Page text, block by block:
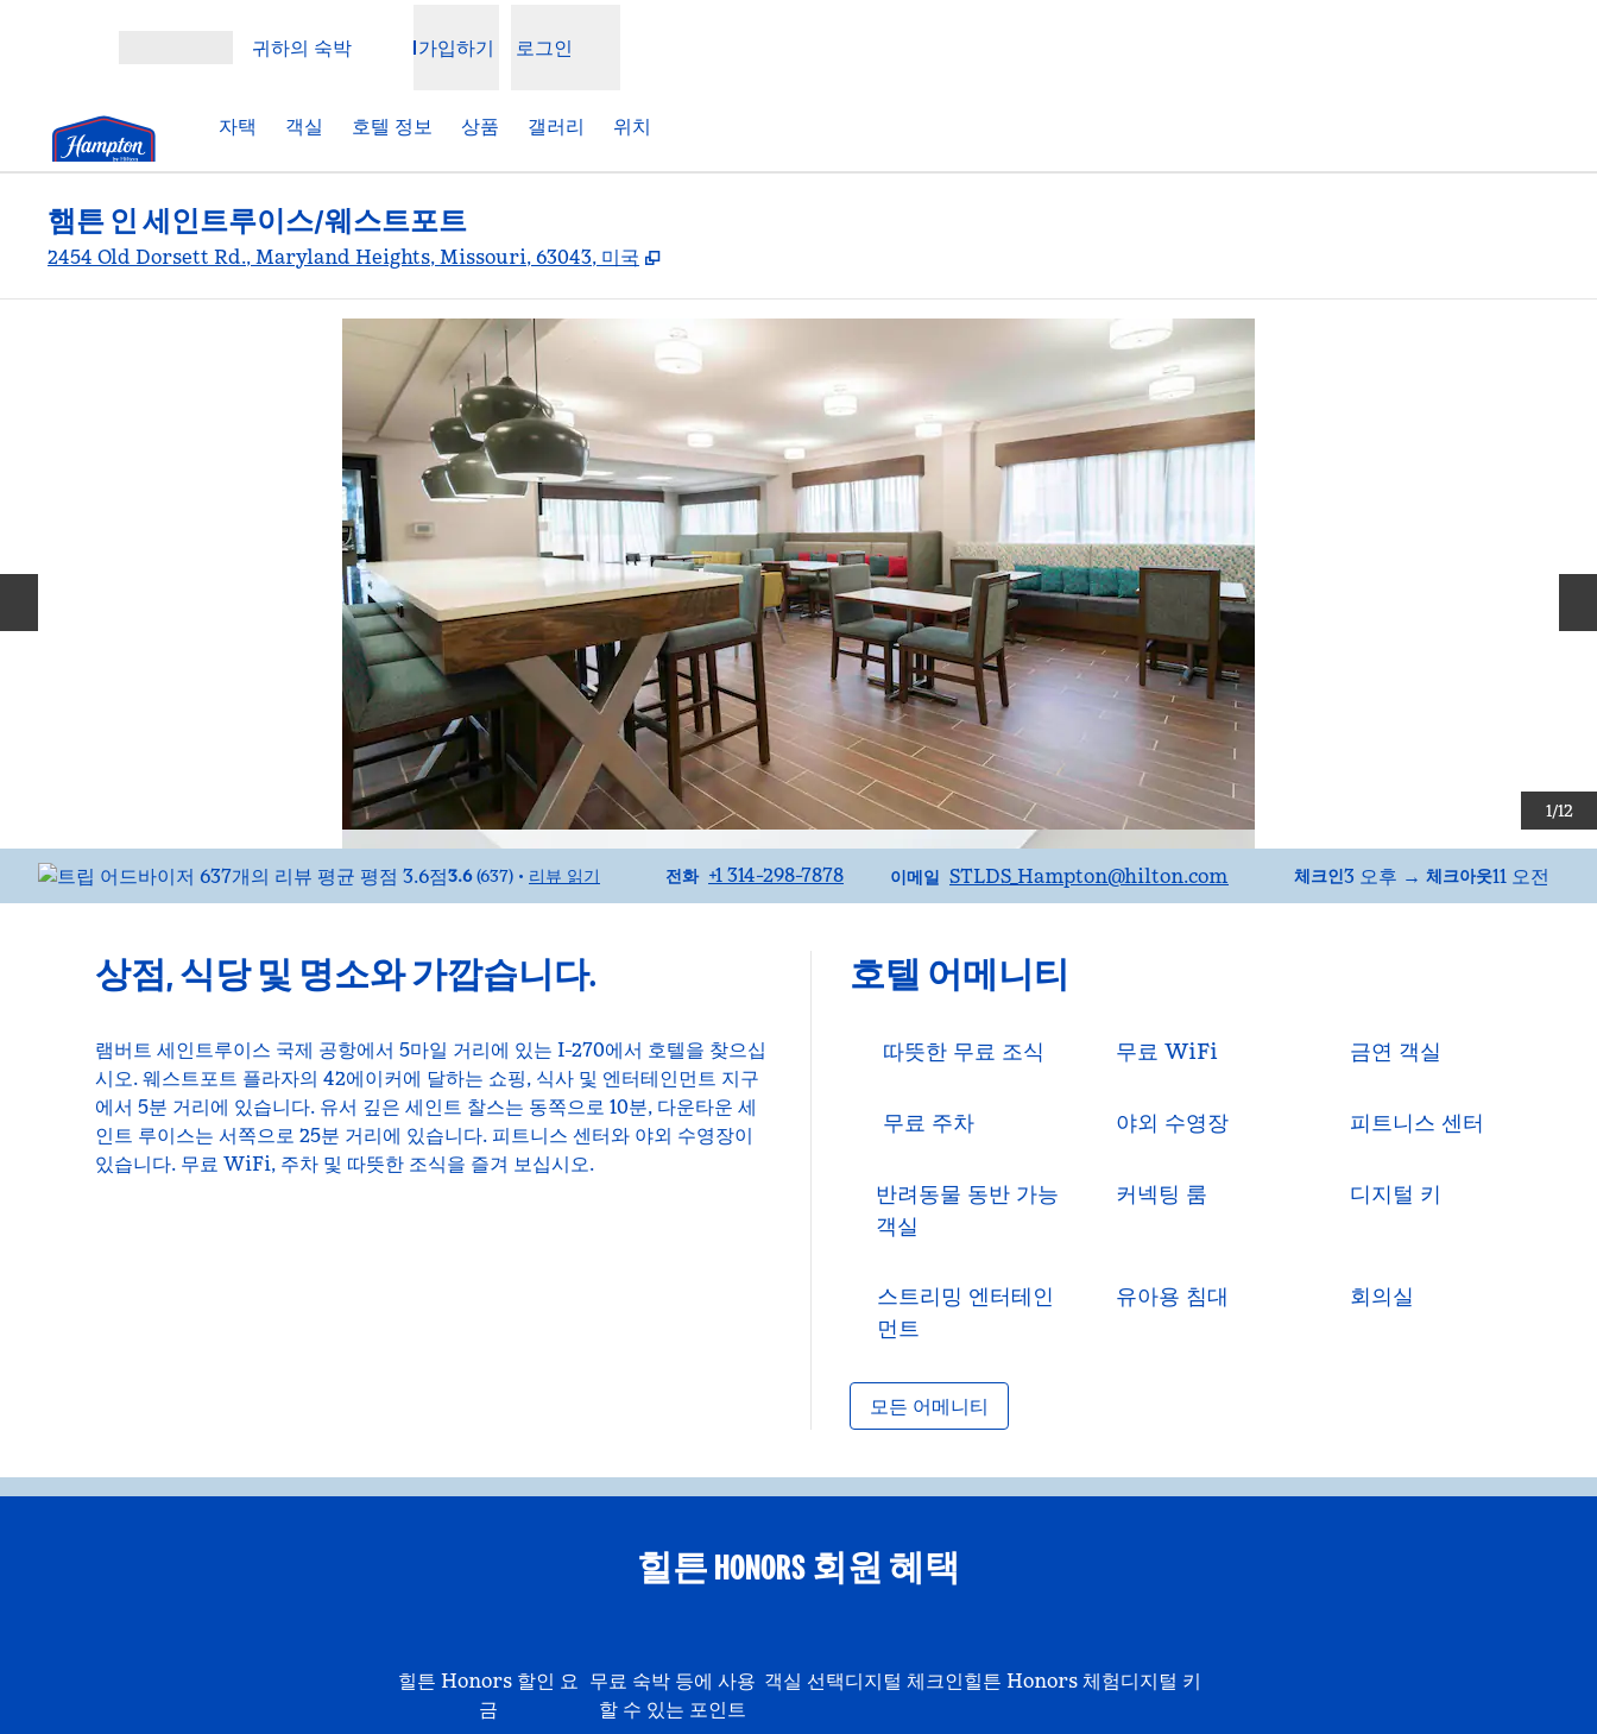
귀하의 숙박 가입하기 로그인
자택 객실 호텔 정보 상품 갤러리 위치
햄튼 인 세인트루이스/웨스트포트
2454 Old Dorsett Rd., Maryland Heights, Missouri, 63043, 미국 ,
1/12
3.6 (637) • 리뷰 읽기 전화
전화 +1 314-298-7878 이메일
이메일 STLDS_Hampton@hilton.com 체크인3 오후 → 체크아웃11 오전
상점, 식당 및 명소와 가깝습니다.
램버트 세인트루이스 국제 공항에서 5마일 거리에 있는 I-270에서 호텔을 찾으십
시오. 웨스트포트 플라자의 42에이커에 달하는 쇼핑, 식사 및 엔터테인먼트 지구
에서 5분 거리에 있습니다. 유서 깊은 세인트 찰스는 동쪽으로 10분, 다운타운 세
인트 루이스는 서쪽으로 25분 거리에 있습니다. 피트니스 센터와 야외 수영장이
있습니다. 무료 WiFi, 주차 및 따뜻한 조식을 즐겨 보십시오.
호텔 어메니티
따뜻한 무료 조식 무료 WiFi 금연 객실
무료 주차 야외 수영장 피트니스 센터
반려동물 동반 가능
객실
커넥팅 룸 디지털 키
스트리밍 엔터테인
먼트
유아용 침대 회의실
모든 어메니티
힐튼 HONORS 회원 혜택
힐튼 Honors 할인 요
금
무료 숙박 등에 사용
할 수 있는 포인트
객실 선택디지털 체크인힐튼 Honors 체험디지털 키